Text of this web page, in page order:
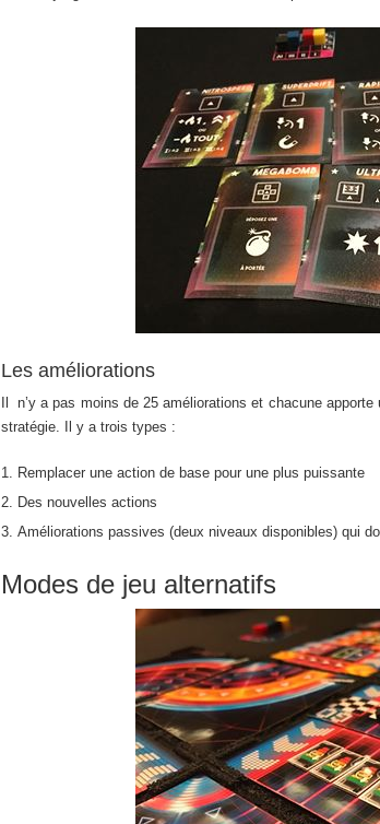
Les améliorations
Il n’y a pas moins de 25 améliorations et chacune
stratégie. Il y a trois types :
Remplacer une action de base pour une plus puissante
Des nouvelles actions
Améliorations passives (deux niveaux disponibles) qui
Modes de jeu alternatifs